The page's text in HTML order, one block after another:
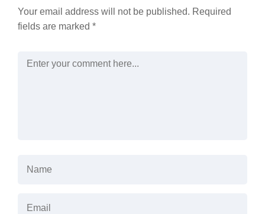
Your email address will not be published. Required
fields are marked *